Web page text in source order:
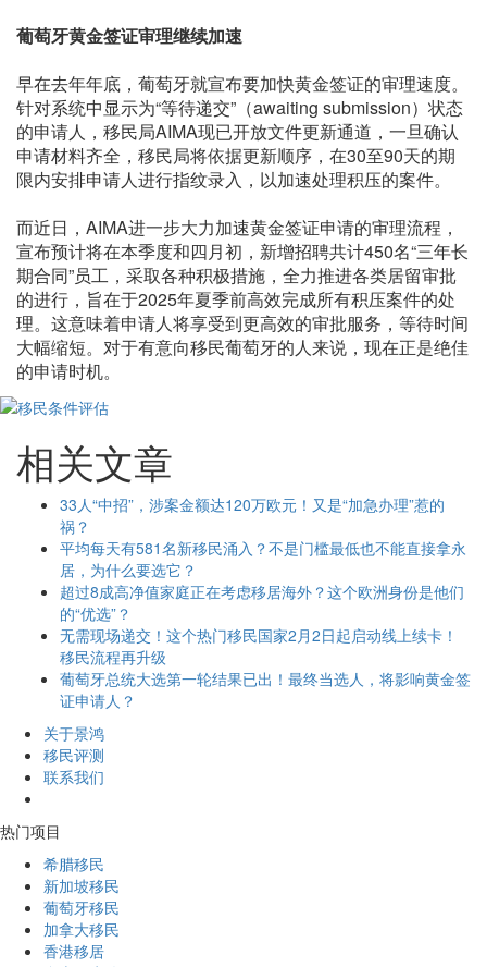
葡萄牙黄金签证审理继续加速
早在去年年底，葡萄牙就宣布要加快黄金签证的审理速度。
针对系统中显示为“等待递交”（awaiting submission）状态
的申请人，移民局AIMA现已开放文件更新通道，一旦确认
申请材料齐全，移民局将依据更新顺序，在30至90天的期
限内安排申请人进行指纹录入，以加速处理积压的案件。
而近日，AIMA进一步大力加速黄金签证申请的审理流程，
宣布预计将在本季度和四月初，新增招聘共计450名“三年长
期合同”员工，采取各种积极措施，全力推进各类居留审批
的进行，旨在于2025年夏季前高效完成所有积压案件的处
理。这意味着申请人将享受到更高效的审批服务，等待时间
大幅缩短。对于有意向移民葡萄牙的人来说，现在正是绝佳
的申请时机。
相关文章
33人“中招”，涉案金额达120万欧元！又是“加急办理”惹的
祸？
平均每天有581名新移民涌入？不是门槛最低也不能直接拿永
居，为什么要选它？
超过8成高净值家庭正在考虑移居海外？这个欧洲身份是他们
的“优选”？
无需现场递交！这个热门移民国家2月2日起启动线上续卡！
移民流程再升级
葡萄牙总统大选第一轮结果已出！最终当选人，将影响黄金签
证申请人？
关于景鸿
移民评测
联系我们
热门项目
希腊移民
新加坡移民
葡萄牙移民
加拿大移民
香港移居